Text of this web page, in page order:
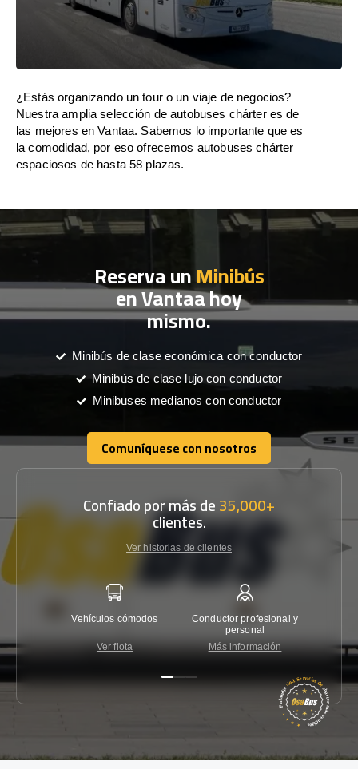
¿Estás organizando un tour o un viaje de negocios?
Nuestra amplia selección de autobuses chárter es de
las mejores en Vantaa. Sabemos lo importante que es
la comodidad, por eso ofrecemos autobuses chárter
espaciosos de hasta 58 plazas.
Reserva unMinibús
en Vantaa hoy
mismo.
Minibús de clase económica con conductor
Minibús de clase lujo con conductor
Minibuses medianos con conductor
Comuníquese con nosotros
Comuníquese con nosotros
Confiado por más de35,000+
clientes.
Ver historias de clientes
Vehículos cómodos
Ver flota
Conductor profesional y
personal
Más información